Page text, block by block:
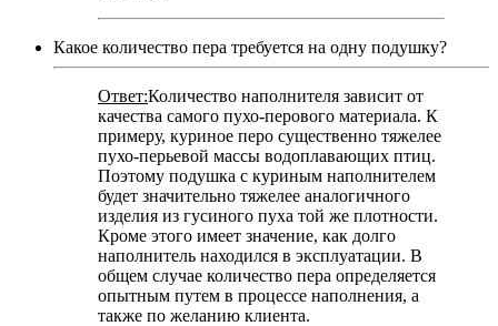
Какое количество пера требуется на одну подушку?
Ответ:Количество наполнителя зависит от
качества самого пухо-перового материала. К
примеру, куриное перо существенно тяжелее
пухо-перьевой массы водоплавающих птиц.
Поэтому подушка с куриным наполнителем
будет значительно тяжелее аналогичного
изделия из гусиного пуха той же плотности.
Кроме этого имеет значение, как долго
наполнитель находился в эксплуатации. В
общем случае количество пера определяется
опытным путем в процессе наполнения, а
также по желанию клиента.